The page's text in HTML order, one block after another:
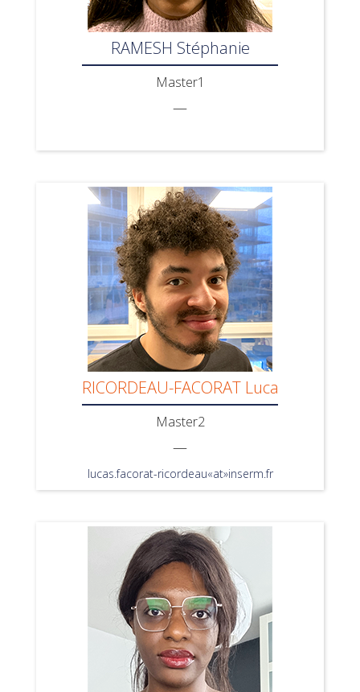
RAMESH Stéphanie
Master1
—
RICORDEAU-FACORAT Luca
Master2
—
lucas.facorat-ricordeau«at»inserm.fr